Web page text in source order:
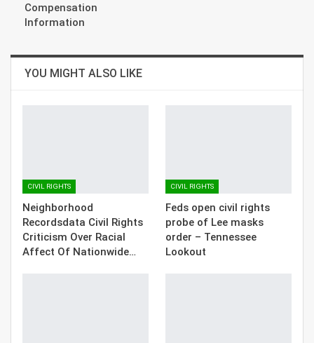
Compensation
Information
YOU MIGHT ALSO LIKE
CIVIL RIGHTS
Neighborhood
Recordsdata Civil Rights
Criticism Over Racial
Affect Of Nationwide…
CIVIL RIGHTS
Feds open civil rights
probe of Lee masks
order – Tennessee
Lookout